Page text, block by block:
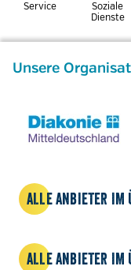
Service
Soziale
Dienste
Unsere
ALLE ANBIETER IM
ALLE ANBIETER IM